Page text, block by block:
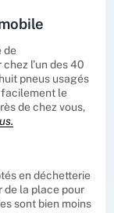
de
l’un des 40
pneus usagés
facilement le
de chez vous,
en déchetterie
de la place pour
sont bien moins